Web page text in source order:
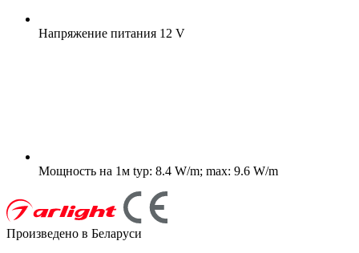
Напряжение питания 12 V
Мощность на 1м typ: 8.4 W/m; max: 9.6 W/m
Произведено в Беларуси